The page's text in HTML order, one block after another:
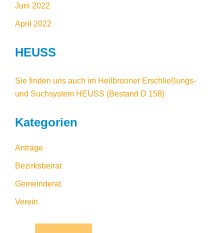
Juni 2022
April 2022
HEUSS
Sie finden uns auch im Heilbronner Erschließungs-
und Suchsystem HEUSS (Bestand D 158)
Kategorien
Anträge
Bezirksbeirat
Gemeinderat
Verein